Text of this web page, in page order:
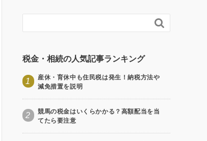

税金・相続の人気記事ランキング
1
産休・育休中も住民税は発生！納税方法や
減免措置を説明
2
競馬の税金はいくらかかる？高額配当を当
てたら要注意